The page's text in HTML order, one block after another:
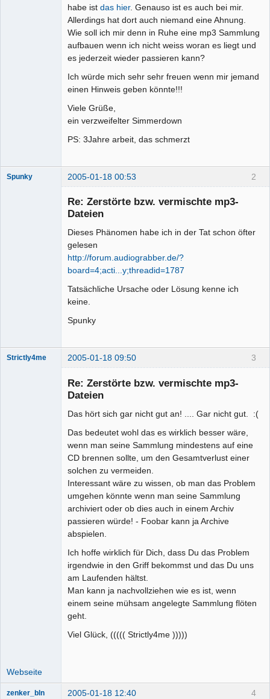
habe ist das hier. Genauso ist es auch bei mir.
Allerdings hat dort auch niemand eine Ahnung.
Wie soll ich mir denn in Ruhe eine mp3 Sammlung
aufbauen wenn ich nicht weiss woran es liegt und
es jederzeit wieder passieren kann?
Ich würde mich sehr sehr freuen wenn mir jemand
einen Hinweis geben könnte!!!
Viele Grüße,
ein verzweifelter Simmerdown
PS: 3Jahre arbeit, das schmerzt
2
Spunky 2005-01-18 00:53
Re: Zerstörte bzw. vermischte mp3-
Dateien
Dieses Phänomen habe ich in der Tat schon öfter
gelesen
http://forum.audiograbber.de/?
board=4;acti...y;threadid=1787
Tatsächliche Ursache oder Lösung kenne ich
keine.
Spunky
3
Strictly4me 2005-01-18 09:50
Re: Zerstörte bzw. vermischte mp3-
Dateien
Das hört sich gar nicht gut an! .... Gar nicht gut. :(
Das bedeutet wohl das es wirklich besser wäre,
wenn man seine Sammlung mindestens auf eine
CD brennen sollte, um den Gesamtverlust einer
solchen zu vermeiden.
Interessant wäre zu wissen, ob man das Problem
umgehen könnte wenn man seine Sammlung
archiviert oder ob dies auch in einem Archiv
passieren würde! - Foobar kann ja Archive
abspielen.
Ich hoffe wirklich für Dich, dass Du das Problem
irgendwie in den Griff bekommst und das Du uns
am Laufenden hältst.
Man kann ja nachvollziehen wie es ist, wenn
einem seine mühsam angelegte Sammlung flöten
geht.
Viel Glück, ((((( Strictly4me )))))
Webseite
4
zenker_bln 2005-01-18 12:40